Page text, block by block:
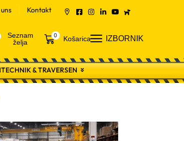
Kontakt
Seznam
želja
0 Košarica IZBORNIK
& TRAVERSEN